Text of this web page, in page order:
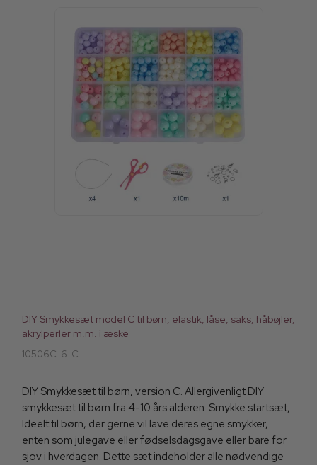
DIY Smykkesæt model C til børn, elastik, låse, saks, håbøjler,
akrylperler m.m. i æske
10506C-6-C
DIY Smykkesæt til børn, version C. Allergivenligt DIY
smykkesæt til børn fra 4-10 års alderen. Smykke startsæt,
Ideelt til børn, der gerne vil lave deres egne smykker,
enten som julegave eller fødselsdagsgave eller bare for
sjov i hverdagen. Dette sæt indeholder alle nødvendige